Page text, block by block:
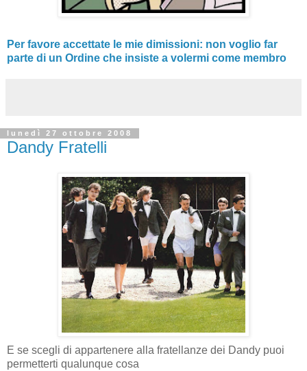
Per favore accettate le mie dimissioni: non voglio far
parte di un Ordine che insiste a volermi come membro
lunedì 27 ottobre 2008
Dandy Fratelli
E se scegli di appartenere alla fratellanze dei Dandy puoi
permetterti qualunque cosa